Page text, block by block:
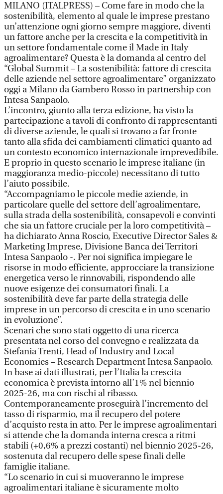
MILANO (ITALPRESS) – Come fare in modo che la
sostenibilità, elemento al quale le imprese prestano
un’attenzione ogni giorno sempre maggiore, diventi
un fattore anche per la crescita e la competitività in
un settore fondamentale come il Made in Italy
agroalimentare? Questa è la domanda al centro del
“Global Summit – La sostenibilità: fattore di crescita
delle aziende nel settore agroalimentare” organizzato
oggi a Milano da Gambero Rosso in partnership con
Intesa Sanpaolo.
L’incontro, giunto alla terza edizione, ha visto la
partecipazione a tavoli di confronto di rappresentanti
di diverse aziende, le quali si trovano a far fronte
tanto alla sfida dei cambiamenti climatici quanto ad
un contesto economico internazionale imprevedibile.
E proprio in questo scenario le imprese italiane (in
maggioranza medio-piccole) necessitano di tutto
l’aiuto possibile.
“Accompagniamo le piccole medie aziende, in
particolare quelle del settore dell’agroalimentare,
sulla strada della sostenibilità, consapevoli e convinti
che sia un fattore cruciale per la loro competitività –
ha dichiarato Anna Roscio, Executive Director Sales &
Marketing Imprese, Divisione Banca dei Territori
Intesa Sanpaolo -. Per noi significa impiegare le
risorse in modo efficiente, approcciare la transizione
energetica verso le rinnovabili, rispondendo alle
nuove esigenze dei consumatori finali. La
sostenibilità deve far parte della strategia delle
imprese in un percorso di crescita e in uno scenario
in evoluzione”.
Scenari che sono stati oggetto di una ricerca
presentata nel corso del convegno e realizzata da
Stefania Trenti, Head of Industry and Local
Economies – Research Department Intesa Sanpaolo.
In base ai dati illustrati, per l’Italia la crescita
economica è prevista intorno all’1% nel biennio
2025-26, ma con rischi al ribasso.
Contemporaneamente proseguirà l’incremento del
tasso di risparmio, ma il recupero del potere
d’acquisto resta in atto. Per le imprese agroalimentari
si attende che la domanda interna cresca a ritmi
stabili (+0,6% a prezzi costanti) nel biennio 2025-26,
sostenuta dal recupero delle spese finali delle
famiglie italiane.
“Lo scenario in cui si muoveranno le imprese
agroalimentari italiane è sicuramente molto